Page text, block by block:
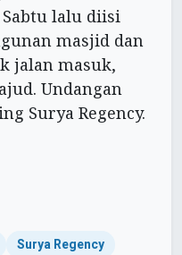
lalu diisi
masjid dan
jalan masuk,
Undangan
Surya Regency.
Surya Regency